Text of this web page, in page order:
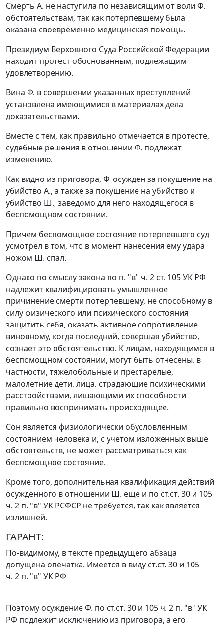
Смерть А. не наступила по независящим от воли Ф.
обстоятельствам, так как потерпевшему была
оказана своевременно медицинская помощь.
Президиум Верховного Суда Российской Федерации
находит протест обоснованным, подлежащим
удовлетворению.
Вина Ф. в совершении указанных преступлений
установлена имеющимися в материалах дела
доказательствами.
Вместе с тем, как правильно отмечается в протесте,
судебные решения в отношении Ф. подлежат
изменению.
Как видно из приговора, Ф. осужден за покушение на
убийство А., а также за покушение на убийство и
убийство Ш., заведомо для него находящегося в
беспомощном состоянии.
Причем беспомощное состояние потерпевшего суд
усмотрел в том, что в момент нанесения ему удара
ножом Ш. спал.
Однако по смыслу закона по п. "в" ч. 2 ст. 105УК РФ
надлежит квалифицировать умышленное
причинение смерти потерпевшему, не способному в
силу физического или психического состояния
защитить себя, оказать активное сопротивление
виновному, когда последний, совершая убийство,
сознает это обстоятельство. К лицам, находящимся в
беспомощном состоянии, могут быть отнесены, в
частности, тяжелобольные и престарелые,
малолетние дети, лица, страдающие психическими
расстройствами, лишающими их способности
правильно воспринимать происходящее.
Сон является физиологически обусловленным
состоянием человека и, с учетом изложенных выше
обстоятельств, не может рассматриваться как
беспомощное состояние.
Кроме того, дополнительная квалификация действий
осужденного в отношении Ш. еще и по ст.ст. 30 и 105
ч. 2 п. "в" УК РСФСР не требуется, так как является
излишней.
ГАРАНТ:
По-видимому, в тексте предыдущего абзаца
допущена опечатка. Имеется в виду ст.ст. 30 и 105
ч. 2 п. "в" УК РФ
Поэтому осуждение Ф. по ст.ст. 30 и 105 ч. 2 п. "в" УК
РФ подлежит исключению из приговора, а его